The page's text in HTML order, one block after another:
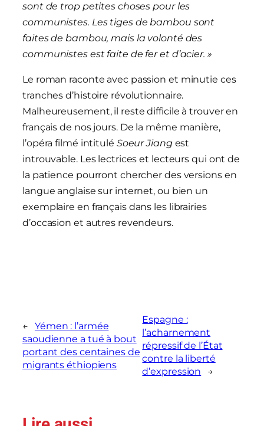
sont de trop petites choses pour les
communistes. Les tiges de bambou sont
faites de bambou, mais la volonté des
communistes est faite de fer et d’acier. »
Le roman raconte avec passion et minutie ces
tranches d’histoire révolutionnaire.
Malheureusement, il reste difficile à trouver en
français de nos jours. De la même manière,
l’opéra filmé intitulé Soeur Jiang est
introuvable. Les lectrices et lecteurs qui ont de
la patience pourront chercher des versions en
langue anglaise sur internet, ou bien un
exemplaire en français dans les librairies
d’occasion et autres revendeurs.
←
Yémen : l’armée
saoudienne a tué à bout
portant des centaines de
migrants éthiopiens
Espagne :
l’acharnement
répressif de l’État
contre la liberté
d’expression
→